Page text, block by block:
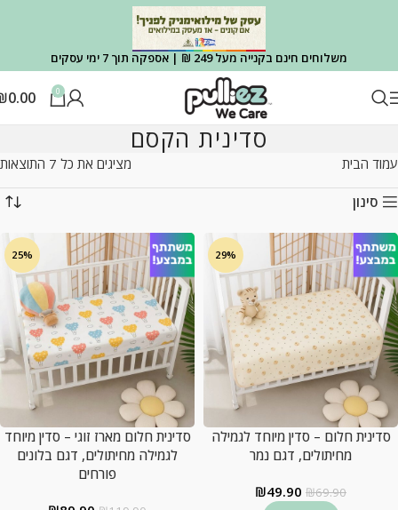
משלוחים חינם בקנייה מעל 249 ₪ | אספקה תוך 7 ימי עסקים
0
0.00
סדינית הקסם
עמוד הבית מציגים את כל ⁦7⁩ התוצאות
סינון
29%
סדינית חלום – סדין מיוחד לגמילה
מחיתולים, דגם נמר
₪69.90
₪49.90
25%
סדינית חלום מארז זוגי – סדין מיוחד
לגמילה מחיתולים, דגם בלונים
פורחים